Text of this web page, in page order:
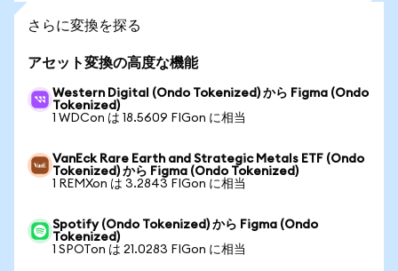
さらに変換を探る
アセット変換の高度な機能
Western Digital (Ondo Tokenized) から Figma (Ondo
Tokenized)
1 WDCon は 18.5609 FIGon に相当
VanEck Rare Earth and Strategic Metals ETF (Ondo
Tokenized) から Figma (Ondo Tokenized)
1 REMXon は 3.2843 FIGon に相当
Spotify (Ondo Tokenized) から Figma (Ondo
Tokenized)
1 SPOTon は 21.0283 FIGon に相当